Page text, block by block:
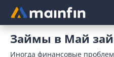
Главное меню
Займы в Май
Иногда финансовые